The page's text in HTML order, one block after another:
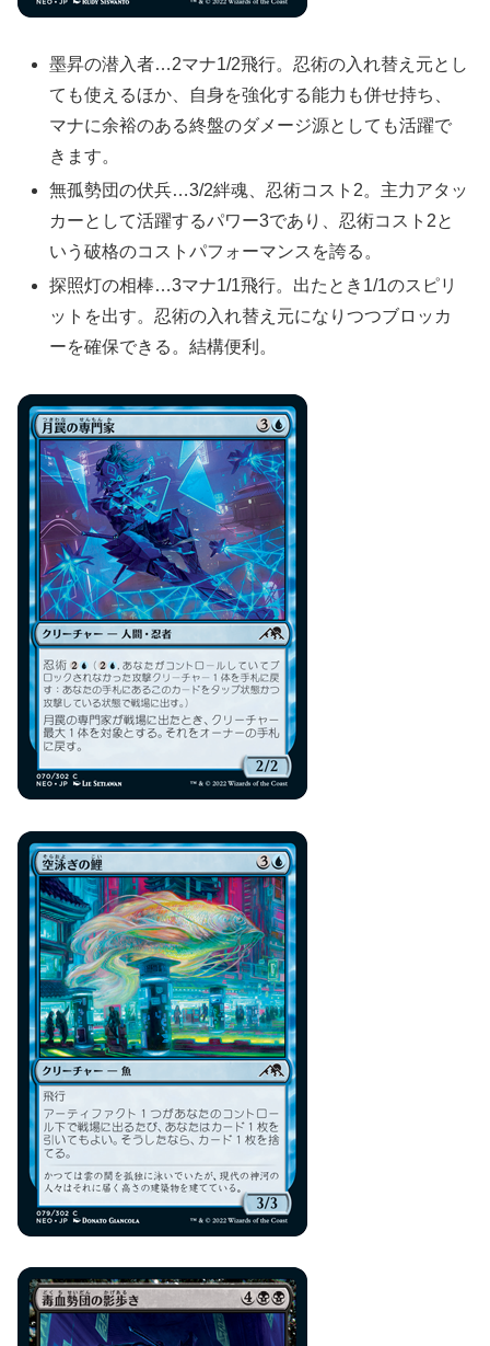
墨昇の潜入者…2マナ1/2飛行。忍術の入れ替え元とし
ても使えるほか、自身を強化する能力も併せ持ち、
マナに余裕のある終盤のダメージ源としても活躍で
きます。
無孤勢団の伏兵…3/2絆魂、忍術コスト2。主力アタッ
カーとして活躍するパワー3であり、忍術コスト2と
いう破格のコストパフォーマンスを誇る。
探照灯の相棒…3マナ1/1飛行。出たとき1/1のスピリ
ットを出す。忍術の入れ替え元になりつつブロッカ
ーを確保できる。結構便利。